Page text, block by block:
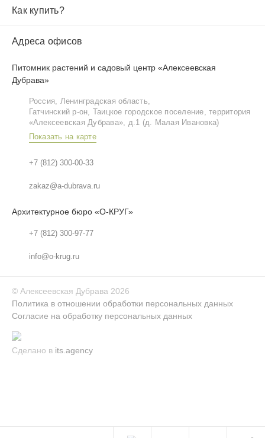
Как купить?
Адреса офисов
Питомник растений и садовый центр «Алексеевская
Дубрава»
Россия, Ленинградская область,
Гатчинский р‑он, Таицкое городское поселение, территория
«Алексеевская Дубрава», д.1 (д. Малая Ивановка)
Показать на карте
+7 (812) 300-00-33
zakaz@a-dubrava.ru
Архитектурное бюро «О-КРУГ»
+7 (812) 300-97-77
info@o-krug.ru
© Алексеевская Дубрава 2026
Политика в отношении обработки персональных данных
Согласие на обработку персональных данных
Сделано в its.agency